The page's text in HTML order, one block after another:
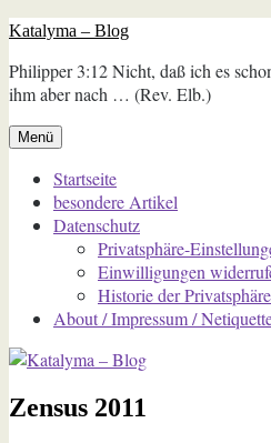
Zum
springen
Katalyma – Blog
Philipper 3:12 Nicht, daß ich es
ihm aber nach … (Rev. Elb.)
Menü
Startseite
besondere Artikel
Datenschutz
Privatsphäre-
Einwilligungen
Historie der
About / Impressum /
Zensus 2011